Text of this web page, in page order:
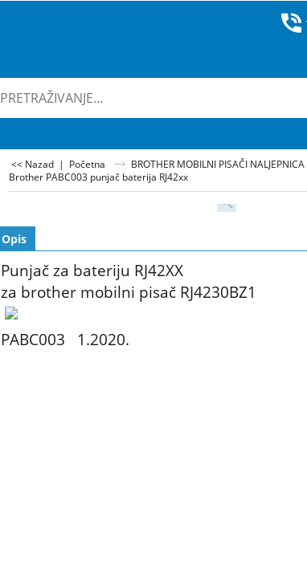
<< Nazad | Početna BROTHER MOBILNI PISAČI NALJEPNICA
Brother PABC003 punjač baterija RJ42xx
Opis
Punjač za bateriju RJ42XX
za brother mobilni pisač RJ4230BZ1
PABC003 1.2020.